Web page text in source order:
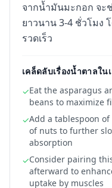
จากน้ำมันมะกอก จะ
ยาวนาน 3-4 ชั่วโมง
รวดเร็ว
เคล็ดลับเรื่องน้ำตาลใน
✓Eat the asparagus
beans to maximize
✓Add a tablespoon
of nuts to further
absorption
✓Consider pairing
afterward to
uptake by muscles